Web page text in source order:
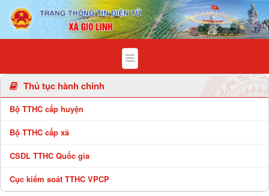
Chi tiết bài viết - Xã Gio Linh
Thủ tục hành chính
Bộ TTHC cấp huyện
Bộ TTHC cấp xã
CSDL TTHC Quốc gia
Cục kiểm soát TTHC VPCP